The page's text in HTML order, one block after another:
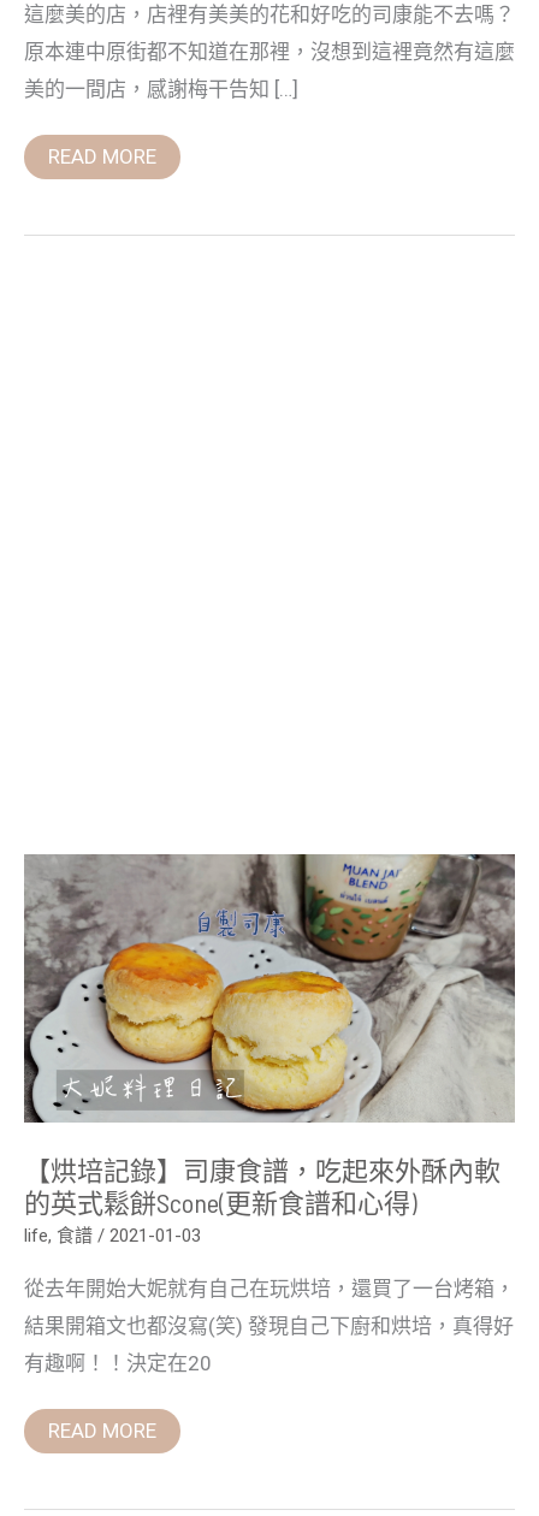
這麼美的店，店裡有美美的花和好吃的司康能不去嗎？
原本連中原街都不知道在那裡，沒想到這裡竟然有這麼
美的一間店，感謝梅干告知 […]
配
上
一
杯
申
七
茶
READ MORE
【烘培記錄】司康食譜，吃起來外酥內軟
的英式鬆餅Scone(更新食譜和心得)
life, 食譜 / 2021-01-03
從去年開始大妮就有自己在玩烘培，還買了一台烤箱，
結果開箱文也都沒寫(笑) 發現自己下廚和烘培，真得好
有趣啊！！決定在20
【烘
培
記
錄】
司
康
食
譜，
吃
起
來
外
酥
內
的
英
式
鬆
餅
新
食
譜
和
心
READ MORE